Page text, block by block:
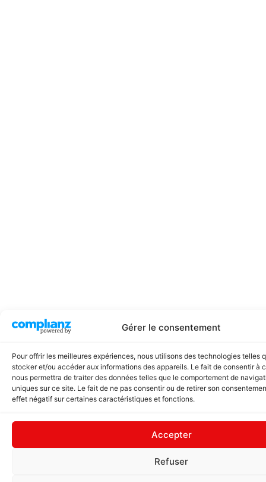
Gérer le consentement
Pour offrir les meilleures expériences, nous utilisons des technologies telles
stocker et/ou accéder aux informations des appareils. Le fait de consentir à
nous permettra de traiter des données telles que le comportement de
uniques sur ce site. Le fait de ne pas consentir ou de retirer son
effet négatif sur certaines caractéristiques et fonctions.
Accepter
Refuser